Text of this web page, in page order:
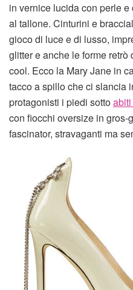
in vernice lucida con perle
al tallone. Cinturini e
gioco di luce e di lusso,
glitter e anche le forme
cool. Ecco la Mary Jane in
tacco a spillo che ci slancia
protagonisti i piedi sotto
con fiocchi oversize in gros-
fascinator, stravaganti ma